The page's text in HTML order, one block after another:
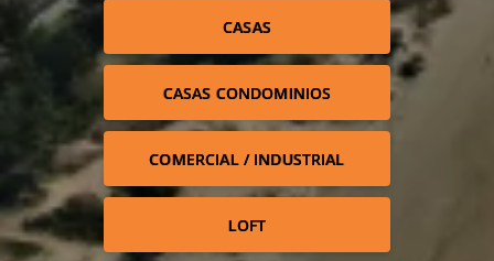
CASAS
CASAS CONDOMINIOS
COMERCIAL / INDUSTRIAL
LOFT